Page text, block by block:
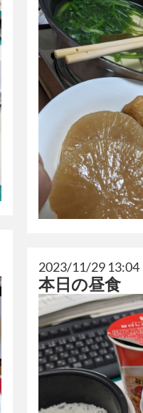
2023/11/29 13:04
本日の昼食